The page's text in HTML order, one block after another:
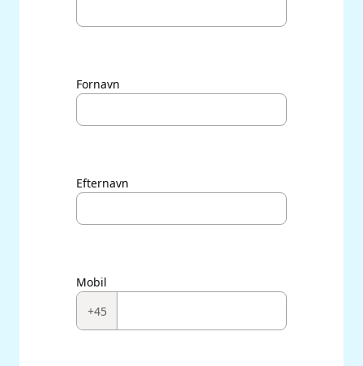
Fornavn
Efternavn
Mobil
+45